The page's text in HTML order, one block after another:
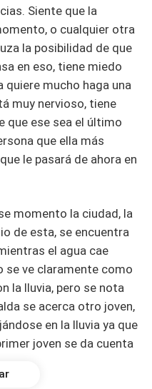
Siente que la
o cualquier otra
la posibilidad de que
en eso, tiene miedo
quiere mucho haga una
muy nervioso, tiene
que ese sea el último
que ella más
le pasará de ahora en
momento la ciudad, la
de esta, se encuentra
el agua cae
se ve claramente como
la lluvia, pero se nota
se acerca otro joven,
en la lluvia ya que
joven se da cuenta